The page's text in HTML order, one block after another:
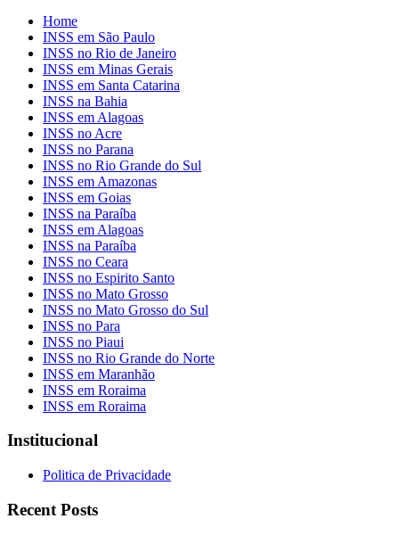
Home
INSS em São Paulo
INSS no Rio de Janeiro
INSS em Minas Gerais
INSS em Santa Catarina
INSS na Bahia
INSS em Alagoas
INSS no Acre
INSS no Parana
INSS no Rio Grande do Sul
INSS em Amazonas
INSS em Goias
INSS na Paraíba
INSS em Alagoas
INSS na Paraíba
INSS no Ceara
INSS no Espirito Santo
INSS no Mato Grosso
INSS no Mato Grosso do Sul
INSS no Para
INSS no Piaui
INSS no Rio Grande do Norte
INSS em Maranhão
INSS em Roraima
INSS em Roraima
Institucional
Politica de Privacidade
Recent Posts